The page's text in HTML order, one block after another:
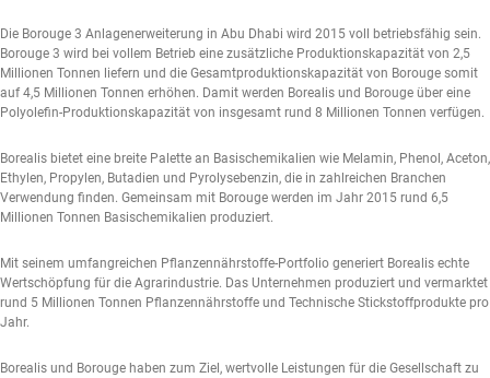
Die Borouge 3 Anlagenerweiterung in Abu Dhabi wird 2015 voll betriebsfähig sein.
Borouge 3 wird bei vollem Betrieb eine zusätzliche Produktionskapazität von 2,5
Millionen Tonnen liefern und die Gesamtproduktionskapazität von Borouge somit
auf 4,5 Millionen Tonnen erhöhen. Damit werden Borealis und Borouge über eine
Polyolefin-Produktionskapazität von insgesamt rund 8 Millionen Tonnen verfügen.
Borealis bietet eine breite Palette an Basischemikalien wie Melamin, Phenol, Aceton,
Ethylen, Propylen, Butadien und Pyrolysebenzin, die in zahlreichen Branchen
Verwendung finden. Gemeinsam mit Borouge werden im Jahr 2015 rund 6,5
Millionen Tonnen Basischemikalien produziert.
Mit seinem umfangreichen Pflanzennährstoffe-Portfolio generiert Borealis echte
Wertschöpfung für die Agrarindustrie. Das Unternehmen produziert und vermarktet
rund 5 Millionen Tonnen Pflanzennährstoffe und Technische Stickstoffprodukte pro
Jahr.
Borealis und Borouge haben zum Ziel, wertvolle Leistungen für die Gesellschaft zu